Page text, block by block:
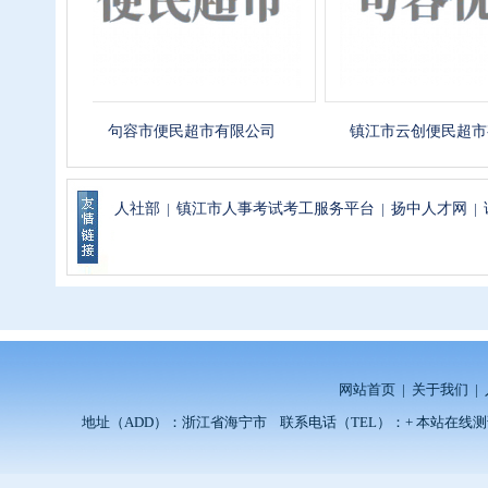
句容市便民超市有限公司 镇江市云创便民超市有限
人社部 | 镇江市人事考试考工服务平台 | 扬中人才网 |
网站首页 | 关于我们 |
地址（ADD）：浙江省海宁市 联系电话（TEL）：+ 本站在线